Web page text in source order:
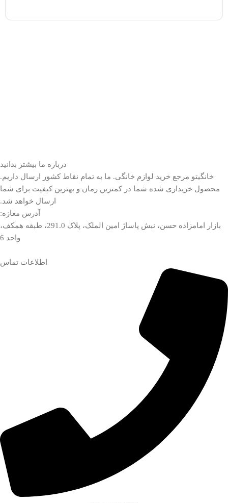
درباره ما بیشتر بدانید
خانگیتو مرجع خرید لوازم خانگی. ما به تمام نقاط کشور ارسال داریم.
محصول خریداری شده شما در کمترین زمان و بهترین کیفیت برای شما
ارسال خواهد شد.
آدرس مغازه:
بازار امامزاده حسن، نبش پاساژ امین الملک، پلاک 291.0، طبقه همکف،
واحد 6
اطلاعات تماس